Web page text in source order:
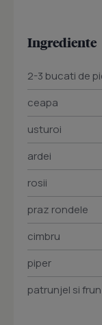
Ingrediente
2-3 bucati de
ceapa
usturoi
ardei
rosii
praz rondele
cimbru
piper
patrunjel si